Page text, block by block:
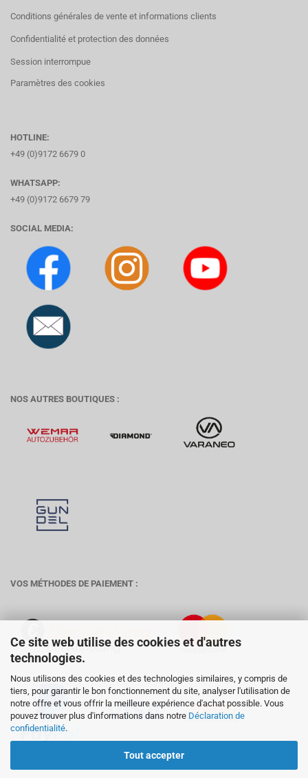
Ce site web utilise des cookies et d'autres
technologies.
Nous utilisons des cookies et des technologies similaires, y compris de
tiers, pour garantir le bon fonctionnement du site, analyser l'utilisation de
notre offre et vous offrir la meilleure expérience d'achat possible. Vous
pouvez trouver plus d'informations dans notre Déclaration de
confidentialité.
Tout accepter
Conditions générales de vente et informations clients
Confidentialité et protection des données
Session interrompue
Paramètres des cookies
HOTLINE:
+49 (0)9172 6679 0
WHATSAPP:
+49 (0)9172 6679 79
SOCIAL MEDIA:
NOS AUTRES BOUTIQUES :
VOS MÉTHODES DE PAIEMENT :